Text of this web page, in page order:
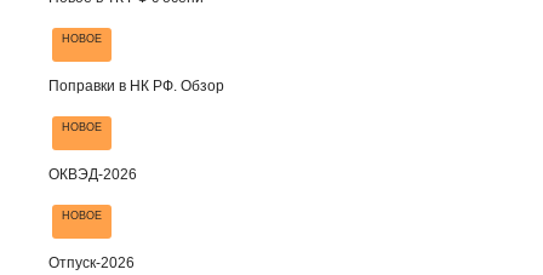
НОВОЕ
Поправки в НК РФ. Обзор
НОВОЕ
ОКВЭД-2026
НОВОЕ
Отпуск-2026